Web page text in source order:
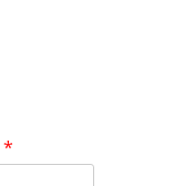
*